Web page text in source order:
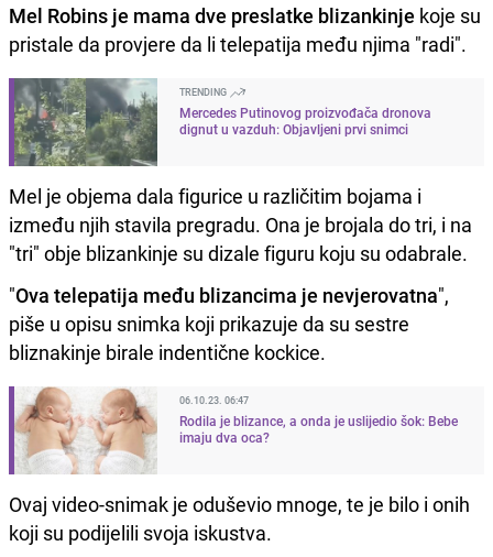
Mel Robins je mama dve preslatke blizankinje koje su
pristale da provjere da li telepatija među njima "radi".
TRENDING
Mercedes Putinovog proizvođača dronova
dignut u vazduh: Objavljeni prvi snimci
Mel je objema dala figurice u različitim bojama i
između njih stavila pregradu. Ona je brojala do tri, i na
"tri" obje blizankinje su dizale figuru koju su odabrale.
"Ova telepatija među blizancima je nevjerovatna",
piše u opisu snimka koji prikazuje da su sestre
bliznakinje birale indentične kockice.
06.10.23. 06:47
Rodila je blizance, a onda je uslijedio šok: Bebe
imaju dva oca?
Ovaj video-snimak je oduševio mnoge, te je bilo i onih
koji su podijelili svoja iskustva.